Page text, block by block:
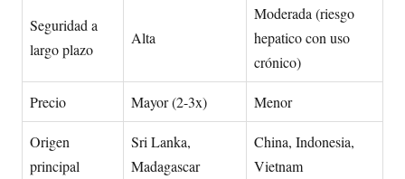
Seguridad a
largo plazo
Alta
Moderada (riesgo
hepatico con uso
crónico)
Precio Mayor (2-3x) Menor
Origen
principal
Sri Lanka,
Madagascar
China, Indonesia,
Vietnam